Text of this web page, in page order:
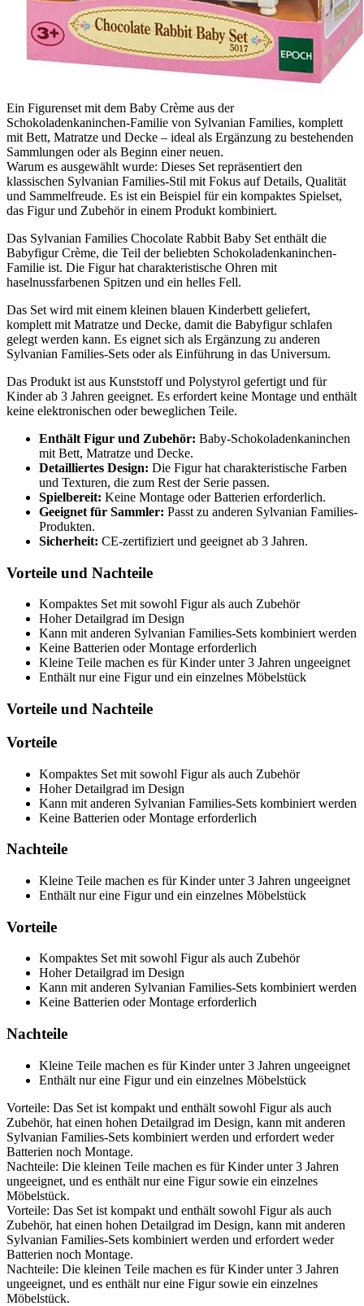
Ein Figurenset mit dem Baby Crème aus der
Schokoladenkaninchen-Familie von Sylvanian Families, komplett
mit Bett, Matratze und Decke – ideal als Ergänzung zu bestehenden
Sammlungen oder als Beginn einer neuen.
Warum es ausgewählt wurde: Dieses Set repräsentiert den
klassischen Sylvanian Families-Stil mit Fokus auf Details, Qualität
und Sammelfreude. Es ist ein Beispiel für ein kompaktes Spielset,
das Figur und Zubehör in einem Produkt kombiniert.
Das Sylvanian Families Chocolate Rabbit Baby Set enthält die
Babyfigur Crème, die Teil der beliebten Schokoladenkaninchen-
Familie ist. Die Figur hat charakteristische Ohren mit
haselnussfarbenen Spitzen und ein helles Fell.
Das Set wird mit einem kleinen blauen Kinderbett geliefert,
komplett mit Matratze und Decke, damit die Babyfigur schlafen
gelegt werden kann. Es eignet sich als Ergänzung zu anderen
Sylvanian Families-Sets oder als Einführung in das Universum.
Das Produkt ist aus Kunststoff und Polystyrol gefertigt und für
Kinder ab 3 Jahren geeignet. Es erfordert keine Montage und enthält
keine elektronischen oder beweglichen Teile.
Enthält Figur und Zubehör: Baby-Schokoladenkaninchen
mit Bett, Matratze und Decke.
Detailliertes Design: Die Figur hat charakteristische Farben
und Texturen, die zum Rest der Serie passen.
Spielbereit: Keine Montage oder Batterien erforderlich.
Geeignet für Sammler: Passt zu anderen Sylvanian Families-
Produkten.
Sicherheit: CE-zertifiziert und geeignet ab 3 Jahren.
Vorteile und Nachteile
Kompaktes Set mit sowohl Figur als auch Zubehör
Hoher Detailgrad im Design
Kann mit anderen Sylvanian Families-Sets kombiniert werden
Keine Batterien oder Montage erforderlich
Kleine Teile machen es für Kinder unter 3 Jahren ungeeignet
Enthält nur eine Figur und ein einzelnes Möbelstück
Vorteile und Nachteile
Vorteile
Kompaktes Set mit sowohl Figur als auch Zubehör
Hoher Detailgrad im Design
Kann mit anderen Sylvanian Families-Sets kombiniert werden
Keine Batterien oder Montage erforderlich
Nachteile
Kleine Teile machen es für Kinder unter 3 Jahren ungeeignet
Enthält nur eine Figur und ein einzelnes Möbelstück
Vorteile
Kompaktes Set mit sowohl Figur als auch Zubehör
Hoher Detailgrad im Design
Kann mit anderen Sylvanian Families-Sets kombiniert werden
Keine Batterien oder Montage erforderlich
Nachteile
Kleine Teile machen es für Kinder unter 3 Jahren ungeeignet
Enthält nur eine Figur und ein einzelnes Möbelstück
Vorteile: Das Set ist kompakt und enthält sowohl Figur als auch
Zubehör, hat einen hohen Detailgrad im Design, kann mit anderen
Sylvanian Families-Sets kombiniert werden und erfordert weder
Batterien noch Montage.
Nachteile: Die kleinen Teile machen es für Kinder unter 3 Jahren
ungeeignet, und es enthält nur eine Figur sowie ein einzelnes
Möbelstück.
Vorteile: Das Set ist kompakt und enthält sowohl Figur als auch
Zubehör, hat einen hohen Detailgrad im Design, kann mit anderen
Sylvanian Families-Sets kombiniert werden und erfordert weder
Batterien noch Montage.
Nachteile: Die kleinen Teile machen es für Kinder unter 3 Jahren
ungeeignet, und es enthält nur eine Figur sowie ein einzelnes
Möbelstück.